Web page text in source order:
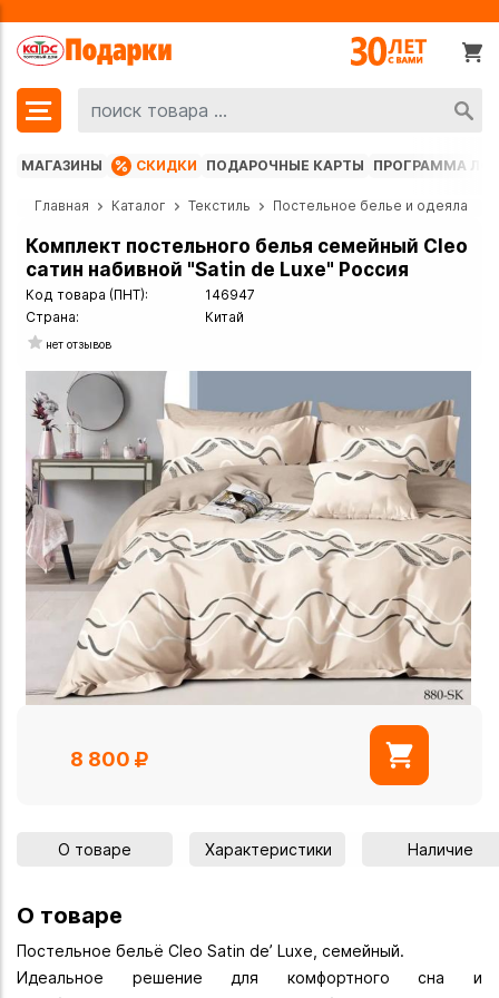
МАГАЗИНЫ СКИДКИ ПОДАРОЧНЫЕ КАРТЫ ПРОГРАММА
Главная Каталог Текстиль Постельное белье и одеяла
Комплект постельного белья семейный Cleo
сатин набивной "Satin de Luxe" Россия
Код товара (ПНТ):
146947
Страна:
Китай
нет отзывов
8 800
О товаре Характеристики Наличие
О товаре
Постельное бельё Cleo Satin de’ Luxe, семейный.
Идеальное решение для комфортного сна и